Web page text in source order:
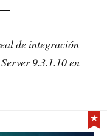
de integración
9.3.1.10 en